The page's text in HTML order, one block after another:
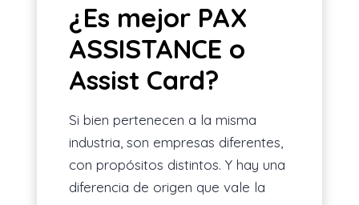
¿Es mejor PAX
ASSISTANCE o
Assist Card?
Si bien pertenecen a la misma
industria, son empresas diferentes,
con propósitos distintos. Y hay una
diferencia de origen que vale la